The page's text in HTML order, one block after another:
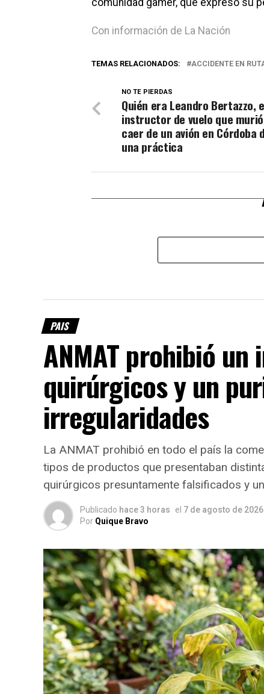
comunidad gamer, que expresó su
Con información de La Nación
TEMAS RELACIONADOS: ACCIDENTE EN
NO TE PIERDAS
Quién era Leandro Bertazzo,
instructor de vuelo que
caer de un avión en Córdoba
una práctica
PAIS
ANMAT prohibió
quirúrgicos y un
irregularidades
La ANMAT prohibió en todo el país la
tipos de productos que presentaban
quirúrgicos presuntamente falsificados y
Publicado hace 3 horas el 7 de agosto de 2026
Por Quique Bravo